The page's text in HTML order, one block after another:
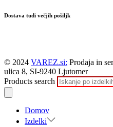
Dostava tudi večjih pošiljk
© 2024 VAREZ.si: Prodaja in
ulica 8, SI-9240 Ljutomer
Products search
Domov
Izdelki